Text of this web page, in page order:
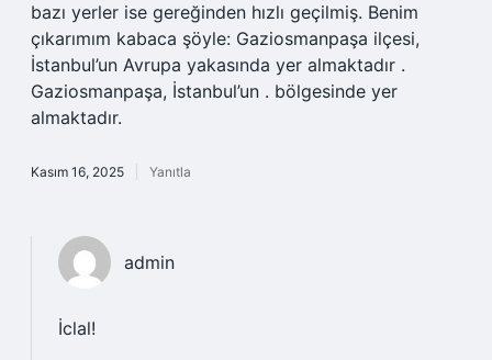
bazı yerler ise gereğinden hızlı geçilmiş. Benim
çıkarımım kabaca şöyle: Gaziosmanpaşa ilçesi,
İstanbul’un Avrupa yakasında yer almaktadır .
Gaziosmanpaşa, İstanbul’un . bölgesinde yer
almaktadır.
Kasım 16, 2025 Yanıtla
admin
İclal!